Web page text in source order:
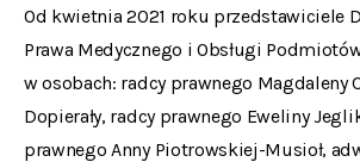
Od kwietnia 2021 roku przedstawiciele
Prawa Medycznego i Obsługi
w osobach: radcy prawnego Magdaleny
Dopierały, radcy prawnego Eweliny
prawnego Anny Piotrowskiej-Musioł,